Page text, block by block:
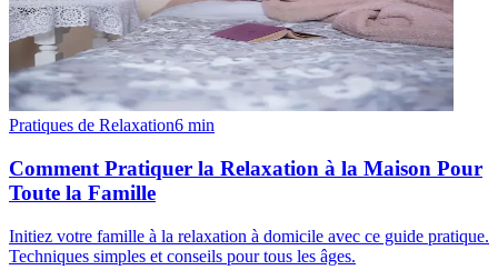
Pratiques de Relaxation6 min
Comment Pratiquer la Relaxation à la Maison Pour
Toute la Famille
Initiez votre famille à la relaxation à domicile avec ce guide pratique.
Techniques simples et conseils pour tous les âges.